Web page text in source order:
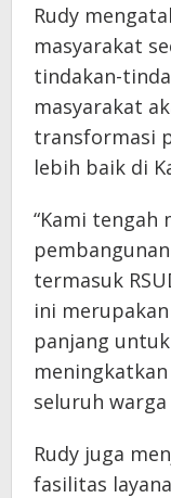
Rudy
masyarakat
tindakan-
masyarakat
transformasi
lebih baik di
“Kami
termasuk
ini
panjang
seluruh
Rudy juga
fasilitas